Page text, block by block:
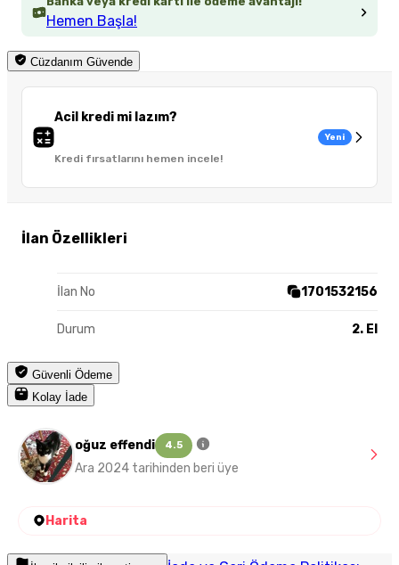
Hemen Başla!
Cüzdanım Güvende
Acil kredi mi lazım?
Kredi fırsatlarını hemen incele!
Yeni
İlan Özellikleri
İlan No 1701532156
Durum 2. El
Güvenli Ödeme
Kolay İade
oğuz effendi 4.5
Ara 2024 tarihinden beri üye
Harita